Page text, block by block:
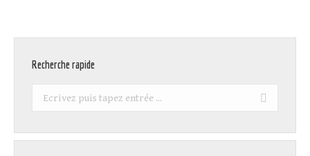
Recherche rapide
Recherche